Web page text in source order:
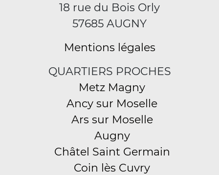
18 rue du Bois Orly
57685 AUGNY
Mentions légales
QUARTIERS PROCHES
Metz Magny
Ancy sur Moselle
Ars sur Moselle
Augny
Châtel Saint Germain
Coin lès Cuvry